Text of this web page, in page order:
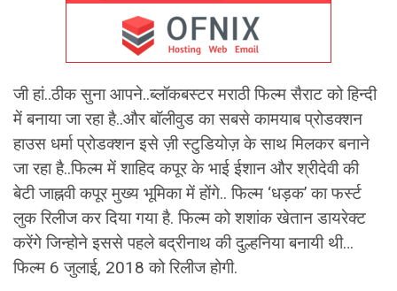
जी हां..ठीक सुना आपने..ब्लॉकबस्टर मराठी फिल्म सैराट को हिन्दी
में बनाया जा रहा है..और बॉलीवुड का सबसे कामयाब प्रोडक्शन
हाउस धर्मा प्रोडक्शन इसे ज़ी स्टुडियोज़ के साथ मिलकर बनाने
जा रहा है..फिल्म में शाहिद कपूर के भाई ईशान और श्रीदेवी की
बेटी जाह्नवी कपूर मुख्य भूमिका में होंगे.. फिल्म ‘धड़क’ का फर्स्ट
लुक रिलीज कर दिया गया है. फिल्म को शशांक खेतान डायरेक्ट
करेंगे जिन्होने इससे पहले बद्रीनाथ की दुल्हनिया बनायी थी…
फिल्म 6 जुलाई, 2018 को रिलीज होगी.